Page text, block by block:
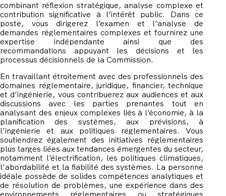
combinant réflexion stratégique, analyse complexe et
contribution significative à l’intérêt public. Dans ce
poste, vous dirigerez l’examen et l’analyse de
demandes réglementaires complexes et fournirez une
expertise indépendante ainsi que des
recommandations appuyant les décisions et les
processus décisionnels de la Commission.
En travaillant étroitement avec des professionnels des
domaines réglementaire, juridique, financier, technique
et d’ingénierie, vous contribuerez aux audiences et aux
discussions avec les parties prenantes tout en
analysant des enjeux complexes liés à l’économie, à la
planification des systèmes, aux prévisions, à
l’ingénierie et aux politiques réglementaires. Vous
soutiendrez également des initiatives réglementaires
plus larges liées aux tendances émergentes du secteur,
notamment l’électrification, les politiques climatiques,
l’abordabilité et la fiabilité des systèmes. La personne
idéale possède de solides compétences analytiques et
de résolution de problèmes, une expérience dans des